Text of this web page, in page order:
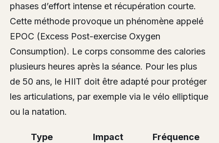
phases d’effort intense et récupération courte.
Cette méthode provoque un phénomène appelé
EPOC (Excess Post-exercise Oxygen
Consumption). Le corps consomme des calories
plusieurs heures après la séance. Pour les plus
de 50 ans, le HIIT doit être adapté pour protéger
les articulations, par exemple via le vélo elliptique
ou la natation.
Type Impact Fréquence